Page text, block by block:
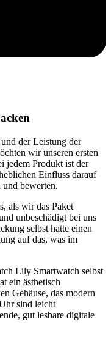
der Leistung der
wir unseren ersten
jedem Produkt ist der
Einfluss darauf
bewerten.
als wir das Paket
unbeschädigt bei uns
selbst hatte einen
auf das, was im
Lily Smartwatch selbst
ein ästhetisch
Gehäuse, das modern
sind leicht
gut lesbare digitale